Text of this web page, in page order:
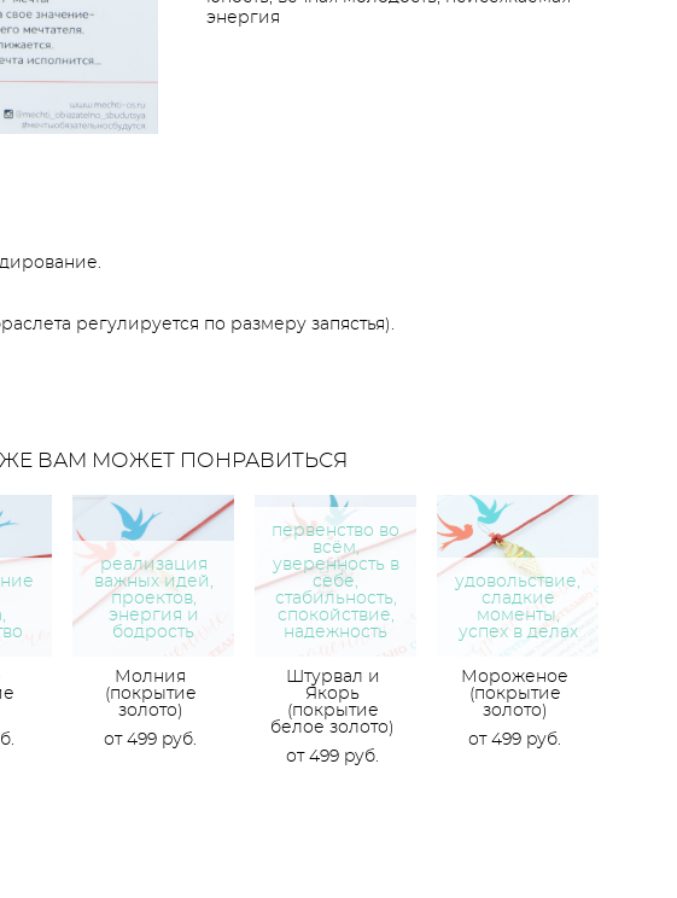
энергия
регулируется по размеру запястья).
ВАМ МОЖЕТ ПОНРАВИТЬСЯ
реализация
важных идей,
проектов,
энергия и
бодрость
Молния
(покрытие
золото)
от 499 pуб.
первенство во
всём,
уверенность в
себе,
стабильность,
спокойствие,
надежность
Штурвал и
Якорь
(покрытие
белое золото)
от 499 pуб.
удовольствие,
сладкие
моменты,
успех в делах
Мороженое
(покрытие
золото)
от 499 pуб.